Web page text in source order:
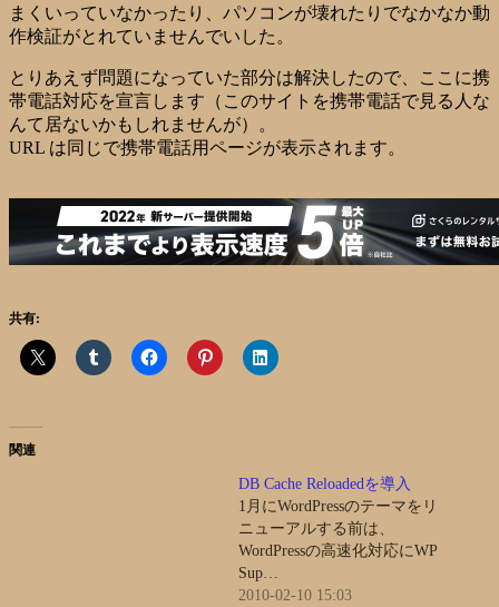
まくいっていなかったり、パソコンが壊れたりでなかなか動
作検証がとれていませんでいした。
とりあえず問題になっていた部分は解決したので、ここに携
帯電話対応を宣言します（このサイトを携帯電話で見る人な
んて居ないかもしれませんが）。
URL は同じで携帯電話用ページが表示されます。
共有:
関連
DB Cache Reloadedを導入
1月にWordPressのテーマをリ
ニューアルする前は、
WordPressの高速化対応にWP
Sup…
2010-02-10 15:03